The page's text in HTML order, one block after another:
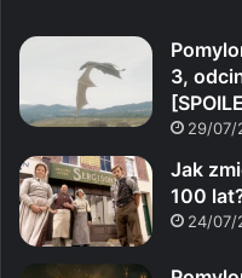
3,
29/07/
Jak
100
24/07/